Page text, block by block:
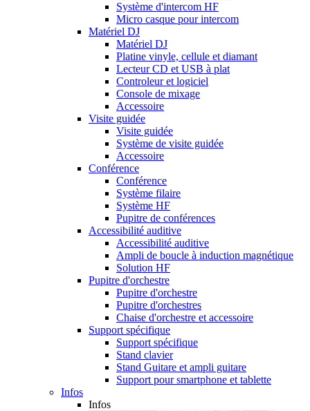
Système d'intercom HF
Micro casque pour intercom
Matériel DJ
Matériel DJ
Platine vinyle, cellule et diamant
Lecteur CD et USB à plat
Controleur et logiciel
Console de mixage
Accessoire
Visite guidée
Visite guidée
Système de visite guidée
Accessoire
Conférence
Conférence
Système filaire
Système HF
Pupitre de conférences
Accessibilité auditive
Accessibilité auditive
Ampli de boucle à induction magnétique
Solution HF
Pupitre d'orchestre
Pupitre d'orchestre
Pupitre d'orchestres
Chaise d'orchestre et accessoire
Support spécifique
Support spécifique
Stand clavier
Stand Guitare et ampli guitare
Support pour smartphone et tablette
Infos
Infos